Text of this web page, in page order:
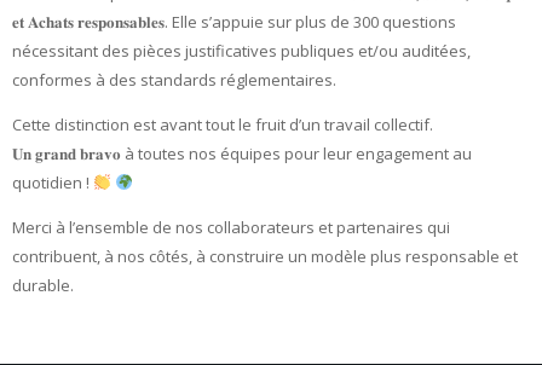
𝐞𝐭 𝐀𝐜𝐡𝐚𝐭𝐬 𝐫𝐞𝐬𝐩𝐨𝐧𝐬𝐚𝐛𝐥𝐞𝐬. Elle s’appuie sur plus de 300 questions
nécessitant des pièces justificatives publiques et/ou auditées,
conformes à des standards réglementaires.
Cette distinction est avant tout le fruit d’un travail collectif.
𝐔𝐧 𝐠𝐫𝐚𝐧𝐝 𝐛𝐫𝐚𝐯𝐨 à toutes nos équipes pour leur engagement au
quotidien !
Merci à l’ensemble de nos collaborateurs et partenaires qui
contribuent, à nos côtés, à construire un modèle plus responsable et
durable.